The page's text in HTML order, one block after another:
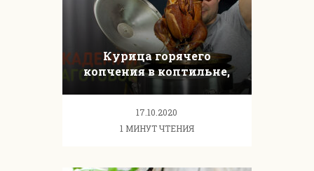
Курица горячего
копчения в коптильне,
рецепты
17.10.2020
1 МИНУТ ЧТЕНИЯ